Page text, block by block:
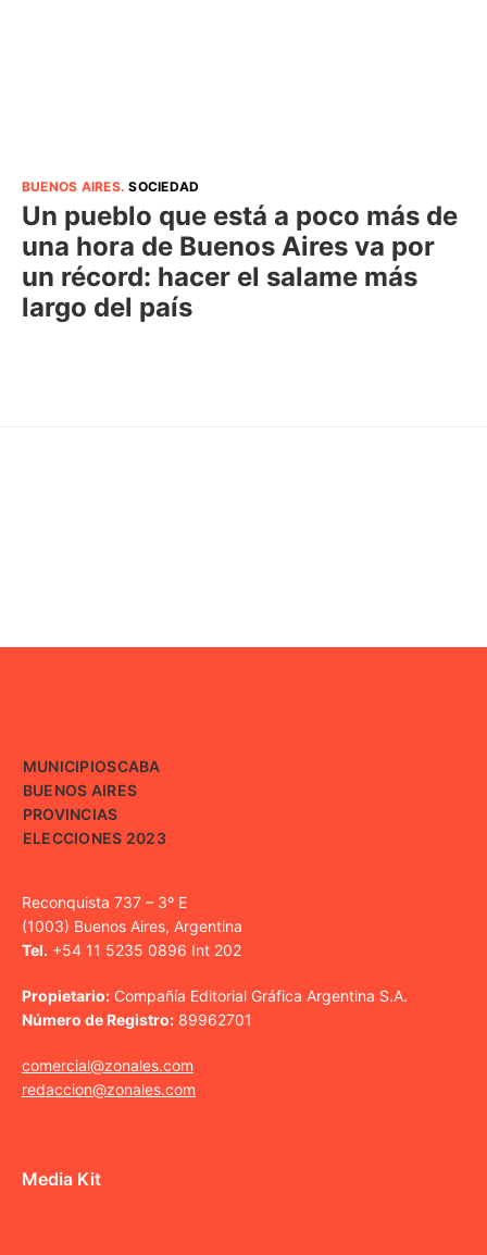
BUENOS AIRES.SOCIEDAD
Un pueblo que está a poco más de
una hora de Buenos Aires va por
un récord: hacer el salame más
largo del país
MUNICIPIOSCABA
BUENOS AIRES
PROVINCIAS
ELECCIONES 2023
Reconquista 737 – 3º E
(1003) Buenos Aires, Argentina
Tel. +54 11 5235 0896 Int 202
Propietario: Compañía Editorial Gráfica Argentina S.A.
Número de Registro: 89962701
comercial@zonales.com
redaccion@zonales.com
Media Kit